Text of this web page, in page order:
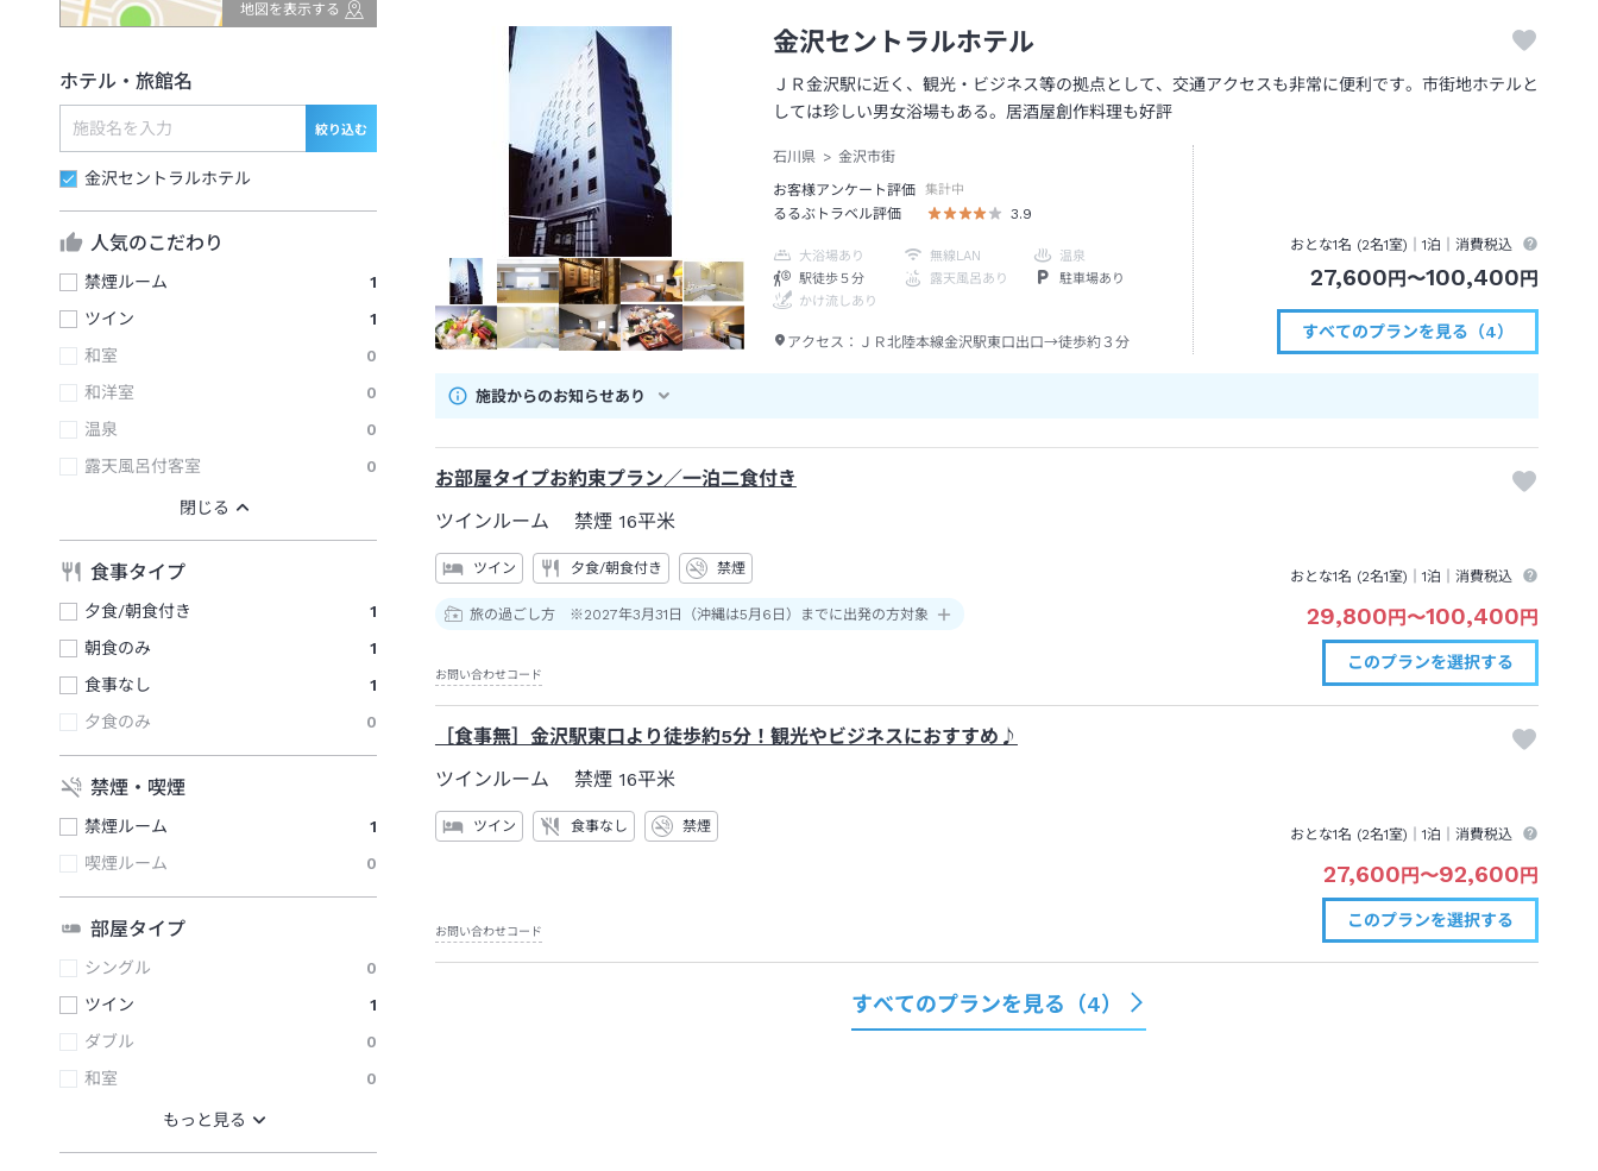
地図を表示する
ホテル・旅館名
絞り込む
金沢セントラルホテル
人気のこだわり
禁煙ルーム
1
ツイン
1
和室
0
和洋室
0
温泉
0
露天風呂付客室
0
食事タイプ
夕食/朝食付き
1
朝食のみ
1
食事なし
1
夕食のみ
0
禁煙・喫煙
禁煙ルーム
1
喫煙ルーム
0
部屋タイプ
シングル
0
ツイン
1
ダブル
0
和室
0
金沢セントラルホテル
ＪＲ金沢駅に近く、観光・ビジネス等の拠点として、交通アクセスも非常に便利です。市街地ホテルと
しては珍しい男女浴場もある。居酒屋創作料理も好評
石川県
金沢市街
お客様アンケート評価
集計中
るるぶトラベル評価 3.9
大浴場あり 無線LAN
温泉
駅徒歩５分
露天風呂あり
駐車場あり
かけ流しあり
アクセス： ＪＲ北陸本線金沢駅東口出口→徒歩約３分
おとな1名 (2名1室)｜1泊 ｜消費税込
27,600円〜100,400円
すべてのプランを見る（4）
施設からのお知らせあり
お部屋タイプお約束プラン／一泊二食付き
ツインルーム 禁煙 16平米
ツイン 夕食/朝食付き 禁煙
旅の過ごし方 ※2027年3月31日（沖縄は5月6日）までに出発の方対象
おとな1名 (2名1室)｜1泊 ｜消費税込
29,800 円 〜100,400 円
お問い合わせコード
このプランを選択する
［食事無］金沢駅東口より徒歩約5分！観光やビジネスにおすすめ♪
ツインルーム 禁煙 16平米
ツイン 食事なし 禁煙 おとな1名 (2名1室)｜1泊 ｜消費税込
27,600円〜92,600円
お問い合わせコード
このプランを選択する
すべてのプランを見る（4）